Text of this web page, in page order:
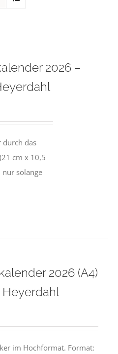
2026 –
durch das
cm x 10,5
nur solange
2026 (A4)
Heyerdahl
im Hochformat. Format: